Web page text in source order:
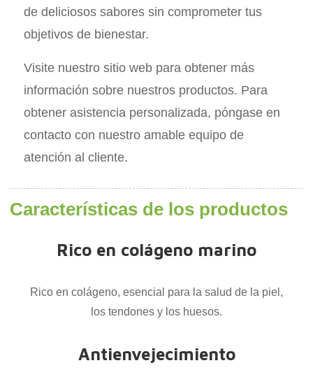
de deliciosos sabores sin comprometer tus
objetivos de bienestar.
Visite nuestro sitio web para obtener más
información sobre nuestros productos. Para
obtener asistencia personalizada, póngase en
contacto con nuestro amable equipo de
atención al cliente.
Características de los productos
Rico en colágeno marino
Rico en colágeno, esencial para la salud de la piel,
los tendones y los huesos.
Antienvejecimiento